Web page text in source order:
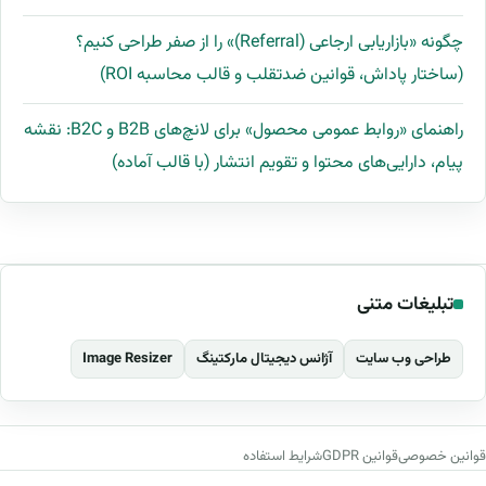
چگونه «بازاریابی ارجاعی (Referral)» را از صفر طراحی کنیم؟
(ساختار پاداش، قوانین ضدتقلب و قالب محاسبه ROI)
راهنمای «روابط عمومی محصول» برای لانچ‌های B2B و B2C: نقشه
پیام، دارایی‌های محتوا و تقویم انتشار (با قالب آماده)
تبلیغات متنی
طراحی وب سایت آژانس دیجیتال مارکتینگ Image Resizer
قوانین خصوصیقوانین GDPR شرایط استفاده